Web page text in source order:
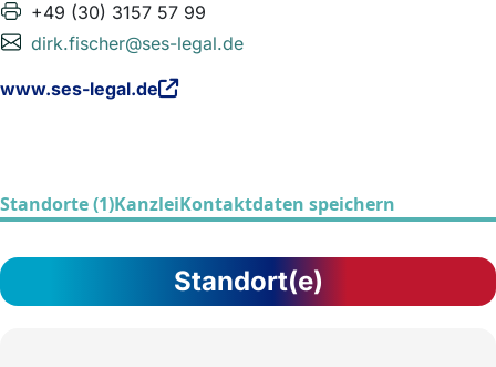
+49 (30) 3157 57 99
dirk.fischer@ses-legal.de
www.ses-legal.de
Standorte (1)KanzleiKontaktdaten speichern
Standort(e)